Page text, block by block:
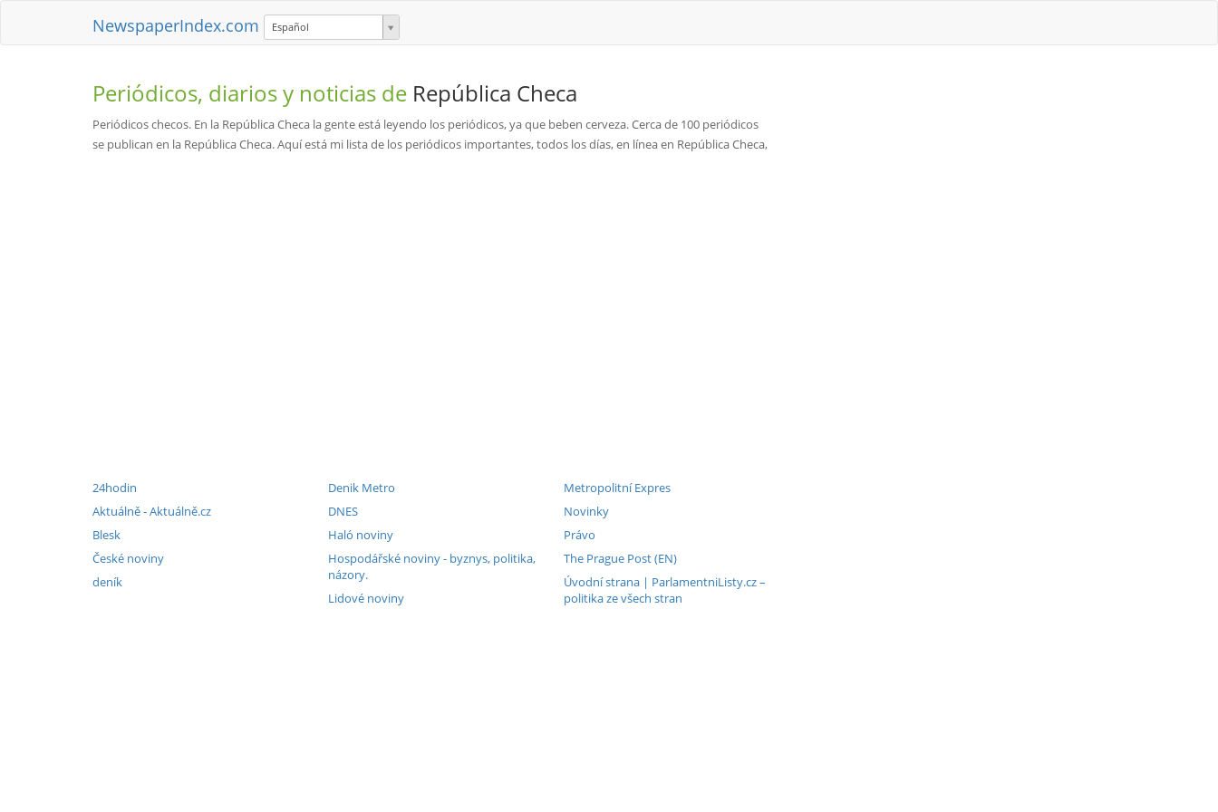
NewspaperIndex.com Español
Periódicos, diarios y noticias de República Checa
Periódicos checos. En la República Checa la gente está leyendo los periódicos, ya que beben cerveza. Cerca de 100 periódicos
se publican en la República Checa. Aquí está mi lista de los periódicos importantes, todos los días, en línea en República Checa,
24hodin
Aktuálně - Aktuálně.cz
Blesk
České noviny
deník
Denik Metro
DNES
Haló noviny
Hospodářské noviny - byznys, politika,
názory.
Lidové noviny
Metropolitní Expres
Novinky
Právo
The Prague Post (EN)
Úvodní strana | ParlamentniListy.cz –
politika ze všech stran